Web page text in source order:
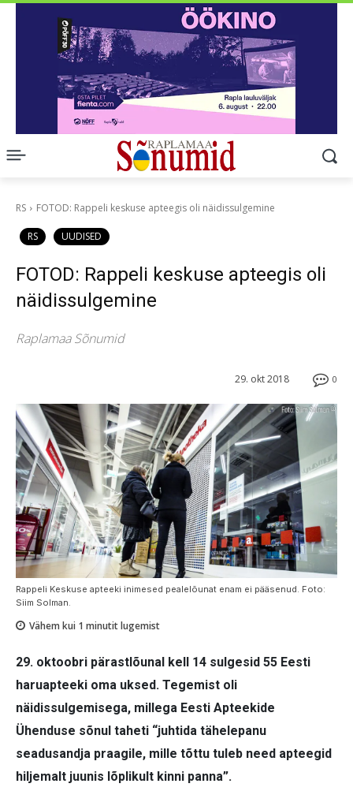
RS FOTOD: Rappeli keskuse apteegis oli näidissulgemine
RS UUDISED
FOTOD: Rappeli keskuse apteegis oli
näidissulgemine
Raplamaa Sõnumid
0
29. okt 2018
Rappeli Keskuse apteeki inimesed pealelõunat enam ei pääsenud. Foto:
Siim Solman.
Vähem kui 1 minutit lugemist
29. oktoobri pärastlõunal kell 14 sulgesid 55 Eesti
haruapteeki oma uksed. Tegemist oli
näidissulgemisega, millega Eesti Apteekide
Ühenduse sõnul taheti “juhtida tähelepanu
seadusandja praagile, mille tõttu tuleb need apteegid
hiljemalt juunis lõplikult kinni panna”.